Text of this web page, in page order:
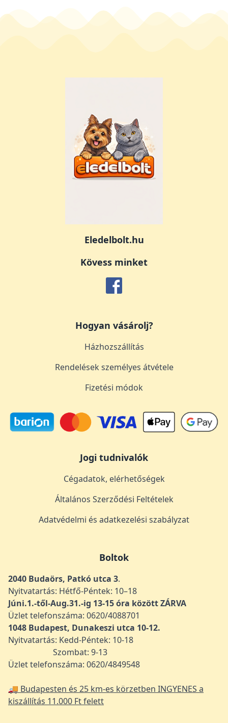
Eledelbolt.hu
Kövess minket
Hogyan vásárolj?
Házhozszállítás
Rendelések személyes átvétele
Fizetési módok
Jogi tudnivalók
Cégadatok, elérhetőségek
Általános Szerződési Feltételek
Adatvédelmi és adatkezelési szabályzat
Boltok
2040 Budaörs, Patkó utca 3.
Nyitvatartás: Hétfő-Péntek: 10–18
Júni.1.-től-Aug.31.-ig 13-15 óra között ZÁRVA
Üzlet telefonszáma: 0620/4088701
1048 Budapest, Dunakeszi utca 10-12.
Nyitvatartás: Kedd-Péntek: 10-18
Szombat: 9-13
Üzlet telefonszáma: 0620/4849548
🚚 Budapesten és 25 km-es körzetben INGYENES a
kiszállítás 11.000 Ft felett